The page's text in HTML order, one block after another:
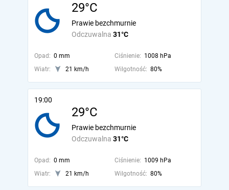
29°C
Odczuwalna 31°C
Prawie bezchmurnie
Opad: 0 mm Ciśnienie: 1008 hPa
Wiatr:
21 km/h Wilgotność: 80%
19:00
29°C
Odczuwalna 31°C
Prawie bezchmurnie
Opad: 0 mm Ciśnienie: 1009 hPa
Wiatr:
21 km/h Wilgotność: 80%